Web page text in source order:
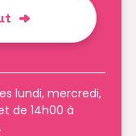
lundi, mercredi,
de 14h00 à